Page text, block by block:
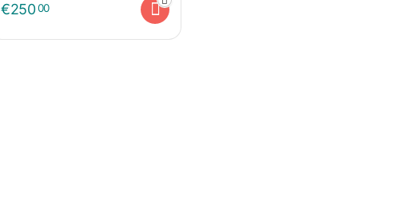
€25000